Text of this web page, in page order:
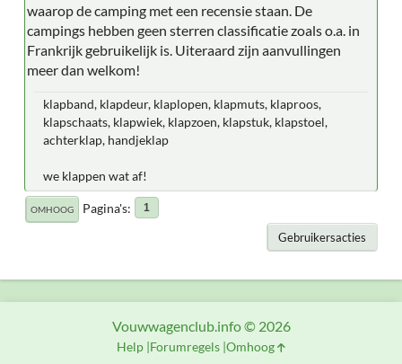
waarop de camping met een recensie staan. De
campings hebben geen sterren classificatie zoals o.a. in
Frankrijk gebruikelijk is. Uiteraard zijn aanvullingen
meer dan welkom!
klapband, klapdeur, klaplopen, klapmuts, klaproos,
klapschaats, klapwiek, klapzoen, klapstuk, klapstoel,
achterklap, handjeklap
we klappen wat af!
OMHOOG Pagina's 1
Gebruikersacties
Vouwwagenclub.info © 2026
Help Forumregels Omhoog